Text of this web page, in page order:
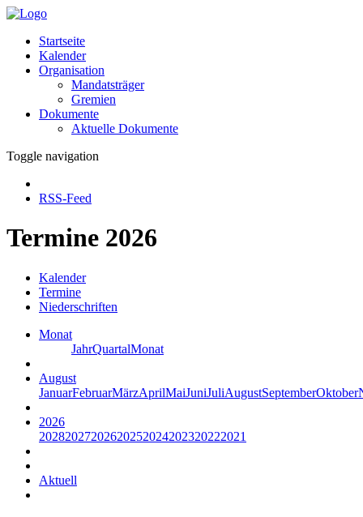
Startseite
Kalender
Organisation
Mandatsträger
Gremien
Dokumente
Aktuelle Dokumente
Toggle navigation
RSS-Feed
Termine 2026
Kalender
Termine
Niederschriften
Monat
JahrQuartalMonat
August
JanuarFebruarMärzAprilMaiJuniJuliAugustSeptemberOktober
2026
20282027202620252024202320222021
Aktuell